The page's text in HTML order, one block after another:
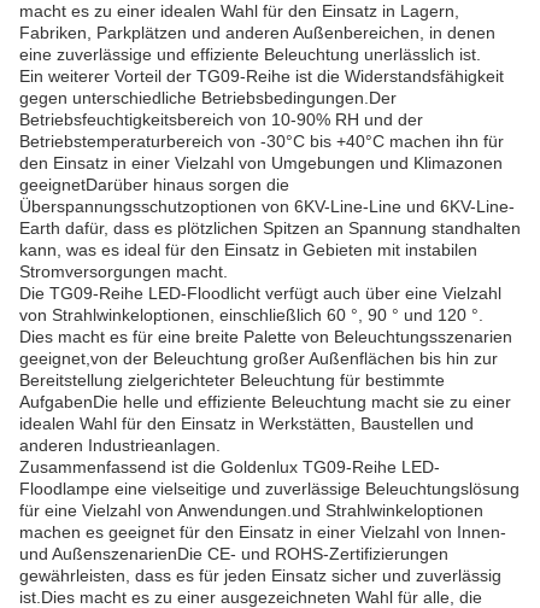
macht es zu einer idealen Wahl für den Einsatz in Lagern,
Fabriken, Parkplätzen und anderen Außenbereichen, in denen
eine zuverlässige und effiziente Beleuchtung unerlässlich ist.
Ein weiterer Vorteil der TG09-Reihe ist die Widerstandsfähigkeit
gegen unterschiedliche Betriebsbedingungen.Der
Betriebsfeuchtigkeitsbereich von 10-90% RH und der
Betriebstemperaturbereich von -30°C bis +40°C machen ihn für
den Einsatz in einer Vielzahl von Umgebungen und Klimazonen
geeignetDarüber hinaus sorgen die
Überspannungsschutzoptionen von 6KV-Line-Line und 6KV-Line-
Earth dafür, dass es plötzlichen Spitzen an Spannung standhalten
kann, was es ideal für den Einsatz in Gebieten mit instabilen
Stromversorgungen macht.
Die TG09-Reihe LED-Floodlicht verfügt auch über eine Vielzahl
von Strahlwinkeloptionen, einschließlich 60 °, 90 ° und 120 °.
Dies macht es für eine breite Palette von Beleuchtungsszenarien
geeignet,von der Beleuchtung großer Außenflächen bis hin zur
Bereitstellung zielgerichteter Beleuchtung für bestimmte
AufgabenDie helle und effiziente Beleuchtung macht sie zu einer
idealen Wahl für den Einsatz in Werkstätten, Baustellen und
anderen Industrieanlagen.
Zusammenfassend ist die Goldenlux TG09-Reihe LED-
Floodlampe eine vielseitige und zuverlässige Beleuchtungslösung
für eine Vielzahl von Anwendungen.und Strahlwinkeloptionen
machen es geeignet für den Einsatz in einer Vielzahl von Innen-
und AußenszenarienDie CE- und ROHS-Zertifizierungen
gewährleisten, dass es für jeden Einsatz sicher und zuverlässig
ist.Dies macht es zu einer ausgezeichneten Wahl für alle, die